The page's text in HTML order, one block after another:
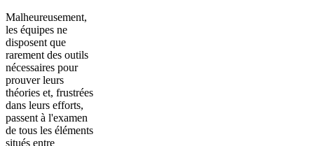
Malheureusement,
les équipes ne
disposent que
rarement des outils
nécessaires pour
prouver leurs
théories et, frustrées
dans leurs efforts,
passent à l'examen
de tous les éléments
situés entre